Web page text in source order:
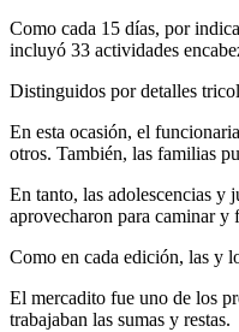
Como cada 15 días, por
incluyó 33 actividades
Distinguidos por detalles
En esta ocasión, el
otros. También, las familias
En tanto, las adolescencias y
aprovecharon para caminar y
Como en cada edición, las y
El mercadito fue uno de los
trabajaban las sumas y restas.